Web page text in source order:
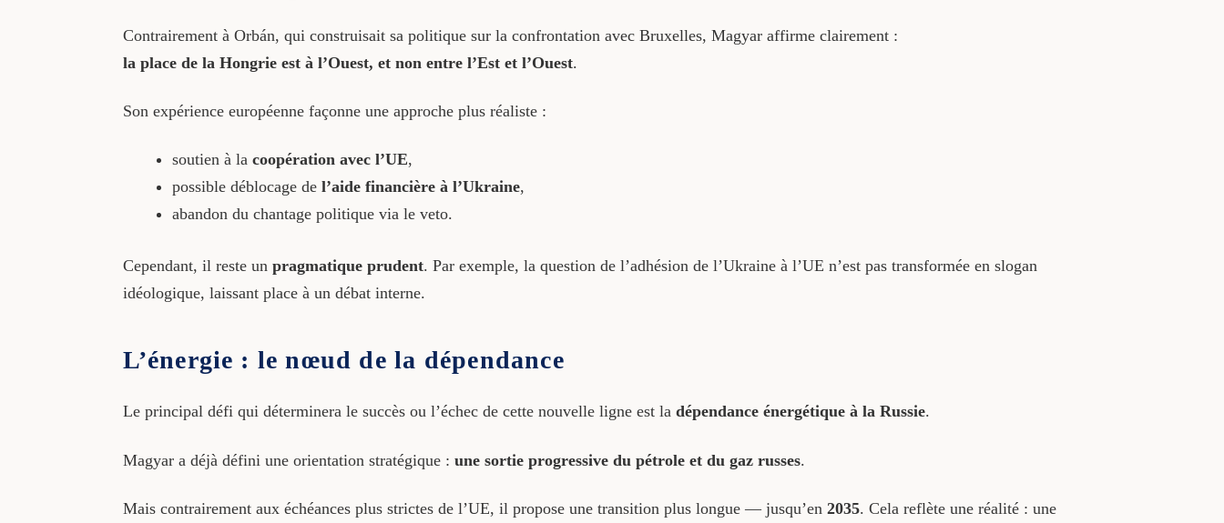
Contrairement à Orbán, qui construisait sa politique sur la confrontation avec Bruxelles, Magyar affirme clairement :
la place de la Hongrie est à l’Ouest, et non entre l’Est et l’Ouest.
Son expérience européenne façonne une approche plus réaliste :
soutien à la coopération avec l’UE,
possible déblocage de l’aide financière à l’Ukraine,
abandon du chantage politique via le veto.
Cependant, il reste un pragmatique prudent. Par exemple, la question de l’adhésion de l’Ukraine à l’UE n’est pas transformée en slogan
idéologique, laissant place à un débat interne.
L’énergie : le nœud de la dépendance
Le principal défi qui déterminera le succès ou l’échec de cette nouvelle ligne est la dépendance énergétique à la Russie.
Magyar a déjà défini une orientation stratégique : une sortie progressive du pétrole et du gaz russes.
Mais contrairement aux échéances plus strictes de l’UE, il propose une transition plus longue — jusqu’en 2035. Cela reflète une réalité : une